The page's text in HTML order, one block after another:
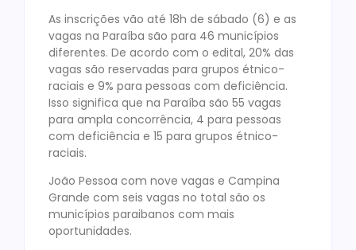
As inscrições vão até 18h de sábado (6) e as
vagas na Paraíba são para 46 municípios
diferentes. De acordo com o edital, 20% das
vagas são reservadas para grupos étnico-
raciais e 9% para pessoas com deficiência.
Isso significa que na Paraíba são 55 vagas
para ampla concorrência, 4 para pessoas
com deficiência e 15 para grupos étnico-
raciais.
João Pessoa com nove vagas e Campina
Grande com seis vagas no total são os
municípios paraibanos com mais
oportunidades.